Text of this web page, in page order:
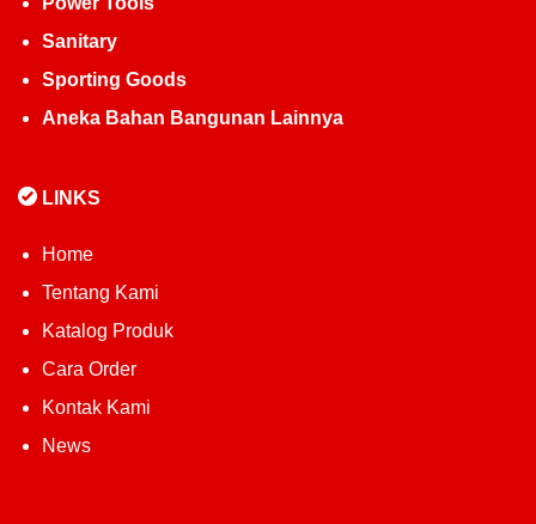
Sanitary
Sporting Goods
Aneka Bahan Bangunan Lainnya
LINKS
Home
Tentang Kami
Katalog Produk
Cara Order
Kontak Kami
News